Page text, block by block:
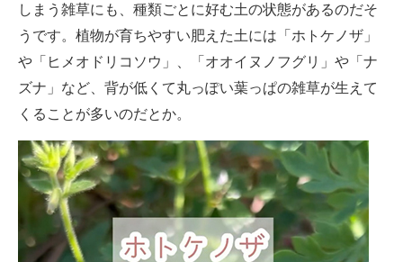
しまう雑草にも、種類ごとに好む土の状態があるのだそ
うです。植物が育ちやすい肥えた土には「ホトケノザ」
や「ヒメオドリコソウ」、「オオイヌノフグリ」や「ナ
ズナ」など、背が低くて丸っぽい葉っぱの雑草が生えて
くることが多いのだとか。